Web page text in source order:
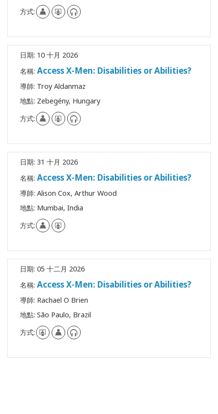
方式:
日期: 10 十月 2026
名稱: Access X-Men: Disabilities or Abilities?
導師: Troy Aldanmaz
地點: Zebegény, Hungary
方式:
日期: 31 十月 2026
名稱: Access X-Men: Disabilities or Abilities?
導師: Alison Cox, Arthur Wood
地點: Mumbai, India
方式:
日期: 05 十二月 2026
名稱: Access X-Men: Disabilities or Abilities?
導師: Rachael O Brien
地點: São Paulo, Brazil
方式: